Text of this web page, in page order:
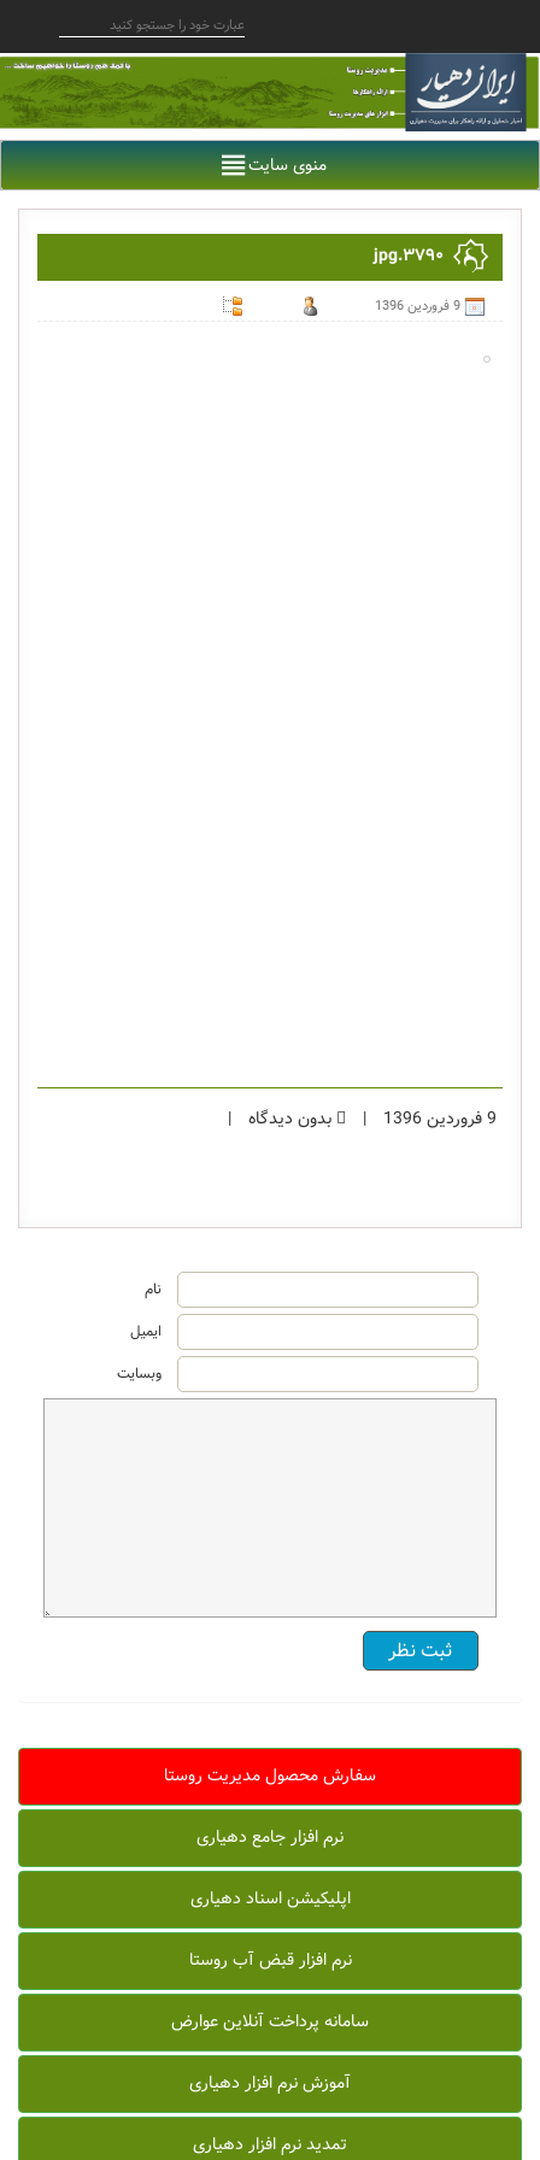
منوی سایت
۳۷۹۰.jpg
9 فروردین 1396
9 فروردین 1396 | بدون دیدگاه |
نام
ایمیل
وبسایت
سفارش محصول مدیریت روستا
نرم افزار جامع دهیاری
اپلیکیشن اسناد دهیاری
نرم افزار قبض آب روستا
سامانه پرداخت آنلاین عوارض
آموزش نرم افزار دهیاری
تمدید نرم افزار دهیاری